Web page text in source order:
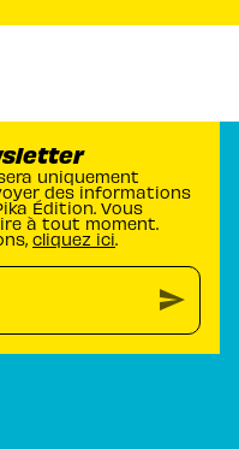
uniquement
des informations
Édition. Vous
à tout moment.
cliquez ici.
send